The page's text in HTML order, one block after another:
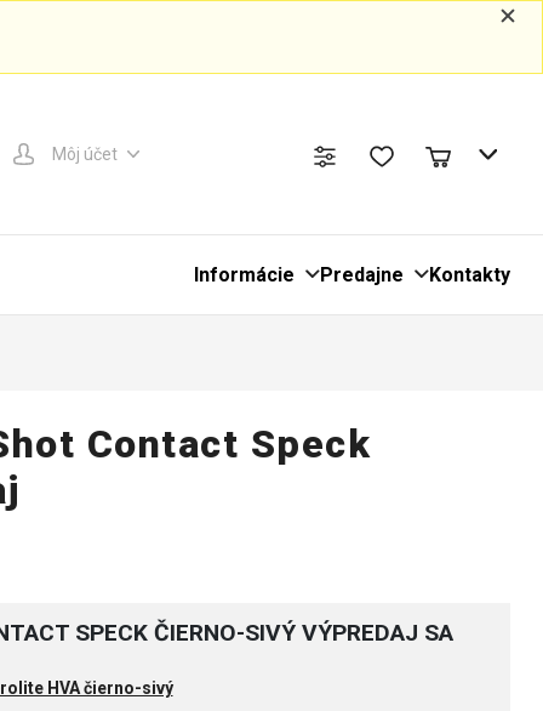
Môj účet
Informácie Predajne Kontakty
Contact Speck
SPECK ČIERNO-SIVÝ VÝPREDAJ SA
HVA čierno-sivý